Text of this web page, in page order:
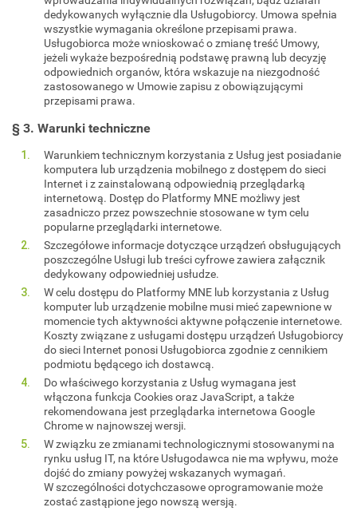
dedykowanych wyłącznie dla Usługobiorcy. Umowa spełnia
wszystkie wymagania określone przepisami prawa.
Usługobiorca może wnioskować o zmianę treść Umowy,
jeżeli wykaże bezpośrednią podstawę prawną lub decyzję
odpowiednich organów, która wskazuje na niezgodność
zastosowanego w Umowie zapisu z obowiązującymi
przepisami prawa.
§ 3. Warunki techniczne
Warunkiem technicznym korzystania z Usług jest posiadanie
komputera lub urządzenia mobilnego z dostępem do sieci
Internet i z zainstalowaną odpowiednią przeglądarką
internetową. Dostęp do Platformy MNE możliwy jest
zasadniczo przez powszechnie stosowane w tym celu
popularne przeglądarki internetowe.
Szczegółowe informacje dotyczące urządzeń obsługujących
poszczególne Usługi lub treści cyfrowe zawiera załącznik
dedykowany odpowiedniej usłudze.
W celu dostępu do Platformy MNE lub korzystania z Usług
komputer lub urządzenie mobilne musi mieć zapewnione w
momencie tych aktywności aktywne połączenie internetowe.
Koszty związane z usługami dostępu urządzeń Usługobiorcy
do sieci Internet ponosi Usługobiorca zgodnie z cennikiem
podmiotu będącego ich dostawcą.
Do właściwego korzystania z Usług wymagana jest
włączona funkcja Cookies oraz JavaScript, a także
rekomendowana jest przeglądarka internetowa Google
Chrome w najnowszej wersji.
W związku ze zmianami technologicznymi stosowanymi na
rynku usług IT, na które Usługodawca nie ma wpływu, może
dojść do zmiany powyżej wskazanych wymagań.
W szczególności dotychczasowe oprogramowanie może
zostać zastąpione jego nowszą wersją.